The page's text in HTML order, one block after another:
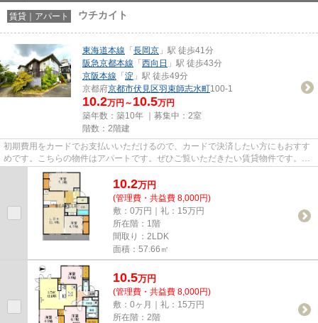
賃貸｜アパート ウチカイト
東海道本線 「 長岡京 」駅 徒歩41分
阪急京都本線 「 西向日 」駅 徒歩43分
京阪本線 「 淀 」駅 徒歩49分
京都府京都市伏見区羽束師志水町100-1
10.2万円～ 10.5万円
築年数：築10年 ｜募集中： 2室
階数：2階建
初期費用をカードでお支払いいただけるので、カードで決済したい方にもおすす
めです。こちらの物件はアパートです。ぜひご覧いただきたい賃貸物件です。ウ
チカイトの詳しい情報。ベア...
10.2万円
(管理費・共益費 8,000円)
敷：0万円｜礼：15万円
所在階：1階
間取り：2LDK
面積：57.66㎡
10.5万円
(管理費・共益費 8,000円)
敷：0ヶ月｜礼：15万円
所在階：2階